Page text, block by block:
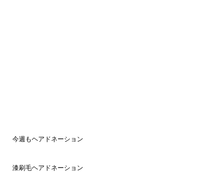
今週もヘアドネーション
漆刷毛ヘアドネーション